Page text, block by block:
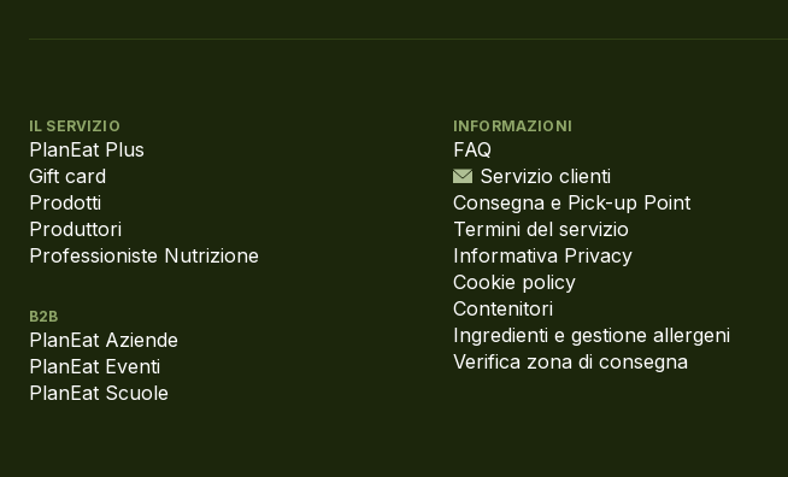
IL SERVIZIO
PlanEat Plus
Gift card
Prodotti
Produttori
Professioniste Nutrizione
B2B
PlanEat Aziende
PlanEat Eventi
PlanEat Scuole
INFORMAZIONI
FAQ
Servizio clienti
Consegna e Pick-up Point
Termini del servizio
Informativa Privacy
Cookie policy
Contenitori
Ingredienti e gestione allergeni
Verifica zona di consegna